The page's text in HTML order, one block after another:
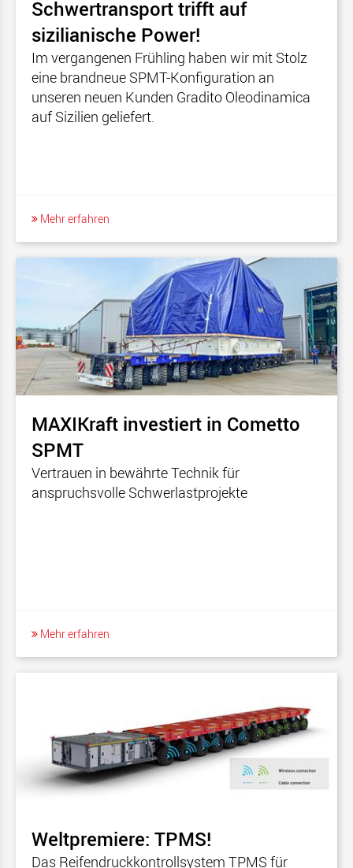
Schwertransport trifft auf
sizilianische Power!
Im vergangenen Frühling haben wir mit Stolz
eine brandneue SPMT-Konfiguration an
unseren neuen Kunden Gradito Oleodinamica
auf Sizilien geliefert.
Mehr erfahren
MAXIKraft investiert in Cometto
SPMT
Vertrauen in bewährte Technik für
anspruchsvolle Schwerlastprojekte
Mehr erfahren
Weltpremiere: TPMS!
Das Reifendruckkontrollsystem TPMS für